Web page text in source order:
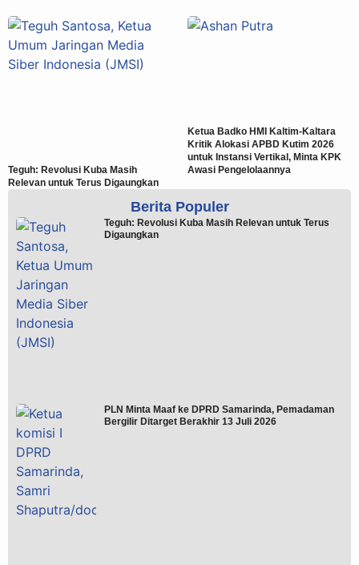
Teguh: Revolusi Kuba Masih
Relevan untuk Terus Digaungkan
Ketua Badko HMI Kaltim-Kaltara
Kritik Alokasi APBD Kutim 2026
untuk Instansi Vertikal, Minta KPK
Awasi Pengelolaannya
Berita Populer
Teguh: Revolusi Kuba Masih Relevan untuk Terus
Digaungkan
PLN Minta Maaf ke DPRD Samarinda, Pemadaman
Bergilir Ditarget Berakhir 13 Juli 2026